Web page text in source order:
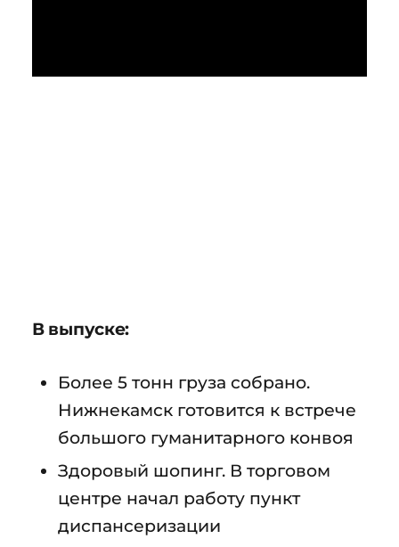
В выпуске:
Более 5 тонн груза собрано.
Нижнекамск готовится к встрече
большого гуманитарного конвоя
Здоровый шопинг. В торговом
центре начал работу пункт
диспансеризации